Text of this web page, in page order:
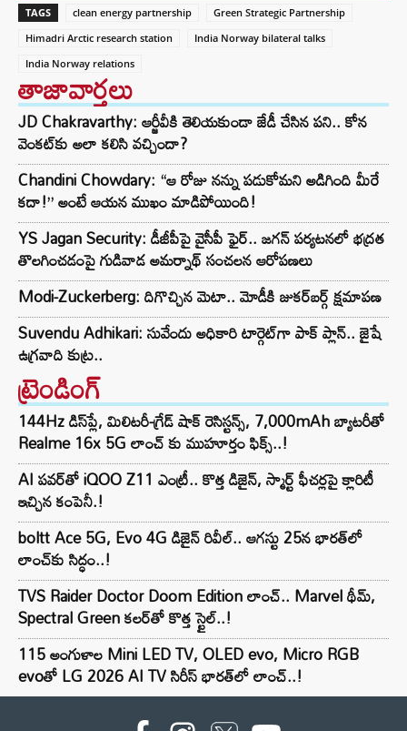
TAGS clean energy partnership
Green Strategic Partnership
Himadri Arctic research station
India Norway bilateral talks
India Norway relations
తాజావార్తలు
JD Chakravarthy: ఆర్జీవీకి తెలియకుండా జేడీ చేసిన పని.. కోన
వెంకట్‌కు అలా కలిసి వచ్చిందా?
Chandini Chowdary: “ఆ రోజు నన్ను పడుకోమని అడిగింది మీరే
కదా!” అంటే ఆయన ముఖం మాడిపోయింది!
YS Jagan Security: డీజీపీపై వైసీపీ ఫైర్.. జగన్ పర్యటనలో భద్రత
తొలగించడంపై గుడివాడ అమర్నాథ్ సంచలన ఆరోపణలు
Modi-Zuckerberg: దిగొచ్చిన మెటా.. మోడీకి జుకర్‌బర్గ్ క్షమాపణ
Suvendu Adhikari: సువేందు అధికారి టార్గెట్‌గా పాక్ ప్లాన్.. జైషే
ఉగ్రవాది కుట్ర..
ట్రెండింగ్‌
144Hz డిస్‌ప్లే, మిలిటరీ-గ్రేడ్ షాక్ రెసిస్టన్స్, 7,000mAh బ్యాటరీతో
Realme 16x 5G లాంచ్ కు ముహూర్తం ఫిక్స్..!
AI పవర్‌తో iQOO Z11 ఎంట్రీ.. కొత్త డిజైన్, స్మార్ట్ ఫీచర్లపై క్లారిటీ
ఇచ్చిన కంపెనీ.!
boltt Ace 5G, Evo 4G డిజైన్ రివీల్.. ఆగస్టు 25న భారత్‌లో
లాంచ్‌కు సిద్ధం..!
TVS Raider Doctor Doom Edition లాంచ్.. Marvel థీమ్,
Spectral Green కలర్‌తో కొత్త స్టైల్..!
115 అంగుళాల Mini LED TV, OLED evo, Micro RGB
evoతో LG 2026 AI TV సిరీస్ భారత్‌లో లాంచ్..!